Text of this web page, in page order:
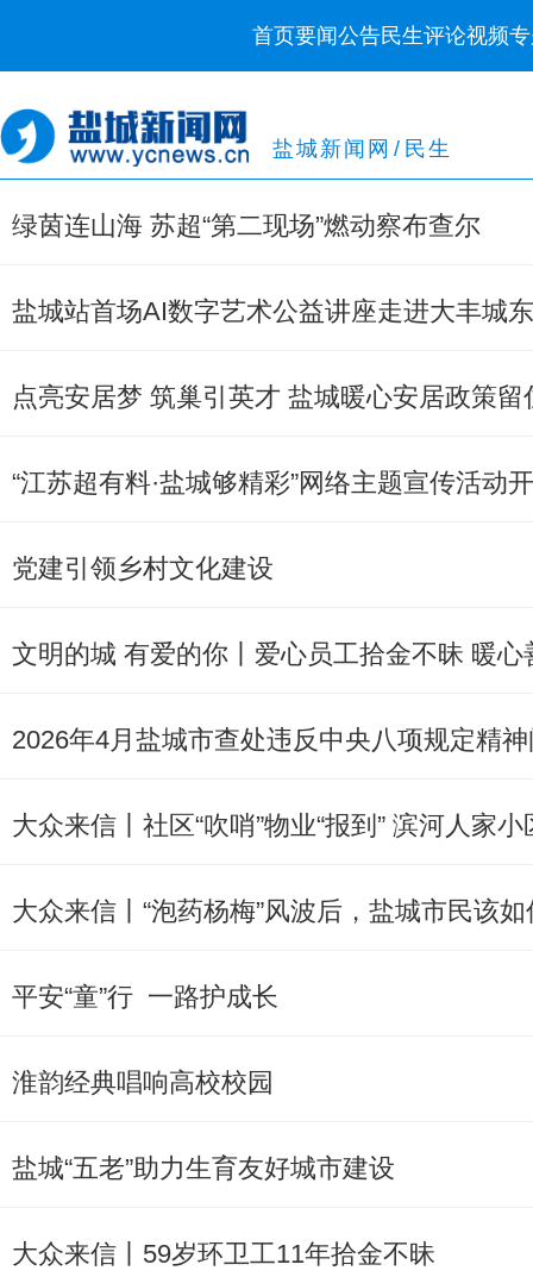
首页要闻公告民生评论视频
盐城新闻网 / 民生
绿茵连山海 苏超“第二现场”燃动察布查尔
盐城站首场AI数字艺术公益讲座走进大丰城
点亮安居梦 筑巢引英才 盐城暖心安居政策留
“江苏超有料·盐城够精彩”网络主题宣传活动
党建引领乡村文化建设
文明的城 有爱的你丨爱心员工拾金不昧 暖心
2026年4月盐城市查处违反中央八项规定精
大众来信丨社区“吹哨”物业“报到” 滨河人家
大众来信丨“泡药杨梅”风波后，盐城市民该
平安“童”行 一路护成长
淮韵经典唱响高校校园
盐城“五老”助力生育友好城市建设
大众来信丨59岁环卫工11年拾金不昧